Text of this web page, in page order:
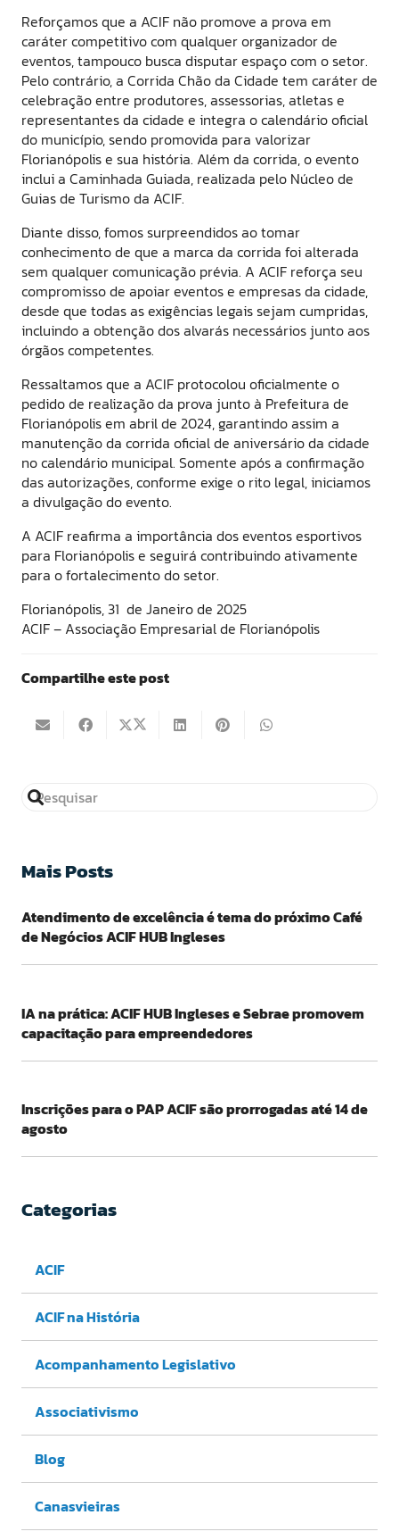
Reforçamos que a ACIF não promove a prova em
caráter competitivo com qualquer organizador de
eventos, tampouco busca disputar espaço com o setor.
Pelo contrário, a Corrida Chão da Cidade tem caráter de
celebração entre produtores, assessorias, atletas e
representantes da cidade e integra o calendário oficial
do município, sendo promovida para valorizar
Florianópolis e sua história. Além da corrida, o evento
inclui a Caminhada Guiada, realizada pelo Núcleo de
Guias de Turismo da ACIF.
Diante disso, fomos surpreendidos ao tomar
conhecimento de que a marca da corrida foi alterada
sem qualquer comunicação prévia. A ACIF reforça seu
compromisso de apoiar eventos e empresas da cidade,
desde que todas as exigências legais sejam cumpridas,
incluindo a obtenção dos alvarás necessários junto aos
órgãos competentes.
Ressaltamos que a ACIF protocolou oficialmente o
pedido de realização da prova junto à Prefeitura de
Florianópolis em abril de 2024, garantindo assim a
manutenção da corrida oficial de aniversário da cidade
no calendário municipal. Somente após a confirmação
das autorizações, conforme exige o rito legal, iniciamos
a divulgação do evento.
A ACIF reafirma a importância dos eventos esportivos
para Florianópolis e seguirá contribuindo ativamente
para o fortalecimento do setor.
Florianópolis, 31 de Janeiro de 2025
ACIF – Associação Empresarial de Florianópolis
Compartilhe este post
Mais Posts
Atendimento de excelência é tema do próximo Café
de Negócios ACIF HUB Ingleses
IA na prática: ACIF HUB Ingleses e Sebrae promovem
capacitação para empreendedores
Inscrições para o PAP ACIF são prorrogadas até 14 de
agosto
Categorias
ACIF
ACIF na História
Acompanhamento Legislativo
Associativismo
Blog
Canasvieiras